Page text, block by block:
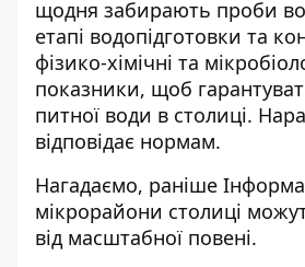
щодня забирають проби
етапі водопідготовки та
фізико-хімічні та
показники, щоб
питної води в столиці.
відповідає нормам.
Нагадаємо, раніше
мікрорайони столиці
від масштабної повені.